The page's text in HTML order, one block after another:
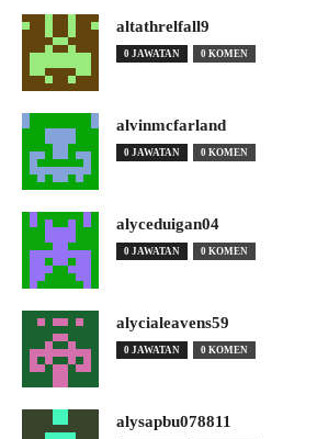
altathrelfall9
0 JAWATAN 0 KOMEN
alvinmcfarland
0 JAWATAN 0 KOMEN
alyceduigan04
0 JAWATAN 0 KOMEN
alycialeavens59
0 JAWATAN 0 KOMEN
alysapbu078811